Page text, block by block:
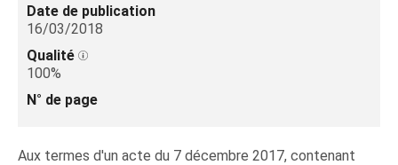
Date de publication
16/03/2018
Qualité
100%
N° de page
Aux termes d'un acte du 7 décembre 2017, contenant